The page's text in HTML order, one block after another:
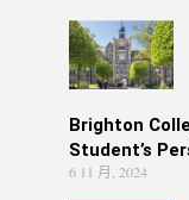
Brighton
Student’s
6 11 月, 2024